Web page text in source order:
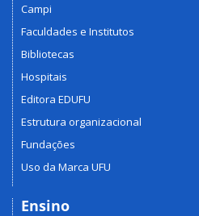
Campi
Faculdades e Institutos
Bibliotecas
Hospitais
Editora EDUFU
Estrutura organizacional
Fundações
Uso da Marca UFU
Ensino